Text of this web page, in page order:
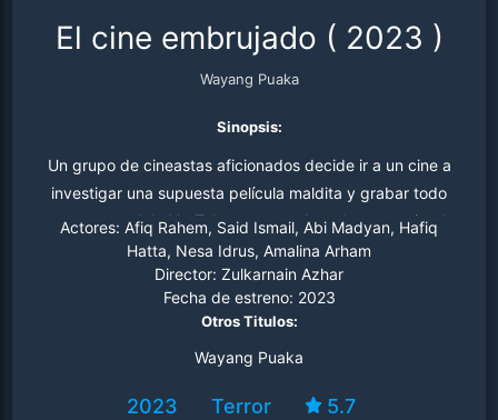
El cine embrujado ( 2023 )
Wayang Puaka
Sinopsis:
Un grupo de cineastas aficionados decide ir a un cine a
investigar una supuesta película maldita y grabar todo
para su canal de YouTube, pero acaban desapareciendo
misteriosamente.
Actores: Afiq Rahem, Said Ismail, Abi Madyan, Hafiq
Hatta, Nesa Idrus, Amalina Arham
Director: Zulkarnain Azhar
Fecha de estreno: 2023
Otros Titulos:
Wayang Puaka
2023 Terror 5.7